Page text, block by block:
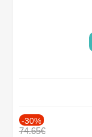
-30%
74.65€